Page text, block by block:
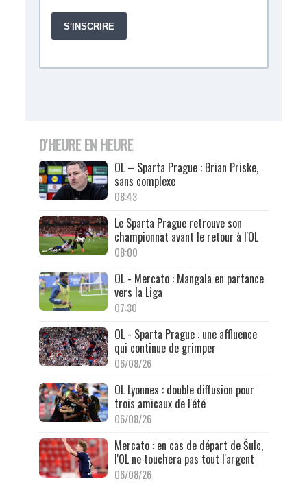
D'HEURE EN HEURE
OL – Sparta Prague : Brian Priske,
sans complexe
08:43
Le Sparta Prague retrouve son
championnat avant le retour à l'OL
08:00
OL - Mercato : Mangala en partance
vers la Liga
07:30
OL - Sparta Prague : une affluence
qui continue de grimper
06/08/26
OL Lyonnes : double diffusion pour
trois amicaux de l'été
06/08/26
Mercato : en cas de départ de Šulc,
l'OL ne touchera pas tout l'argent
06/08/26